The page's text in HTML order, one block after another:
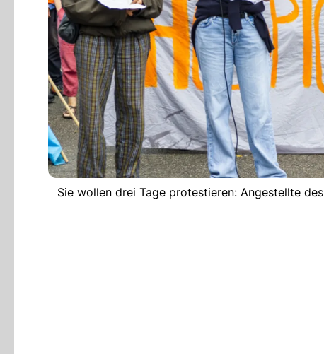
Sie wollen drei Tage protestieren: Angestellte